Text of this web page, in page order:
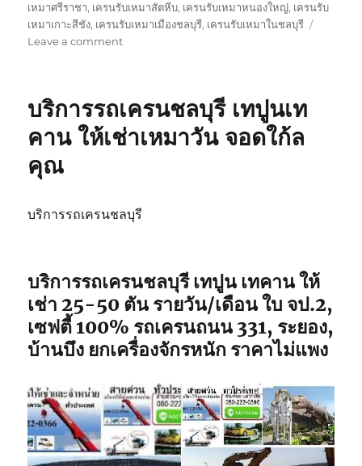
เหมาศรีราชา, เครนรับเหมาสัตหีบ, เครนรับเหมาหนองใหญ่, เครนรับ
เหมาเกาะสีชัง, เครนรับเหมาเมืองชลบุรี, เครนรับเหมาในชลบุรี
Leave a commenton
รับจ้าง
รถ
เฮี๊ยบ
พิกัด
ใกล้
บริการรถเครนชลบุรี เทปูนเท
คาน ให้เช่าเหมาวัน จอดใก้ล
คุณ
บริการรถเครนชลบุรี
บริการรถเครนชลบุรี เทปูน เทคาน ให้
เช่า 25-50 ตัน รายวัน/เดือน ใบ จป.2,
เซฟตี้ 100% รถเครนถนน 331, ระยอง,
บ้านบึง ยกเครื่องจักรหนัก ราคาไม่แพง